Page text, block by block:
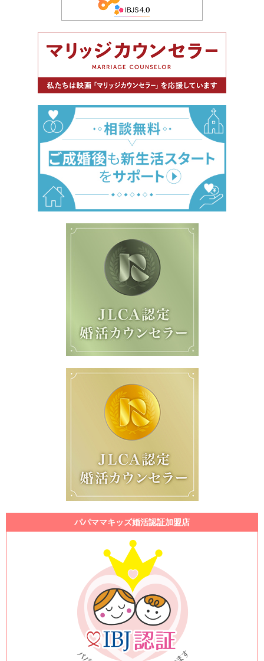
パパママキッズ婚活認証加盟店